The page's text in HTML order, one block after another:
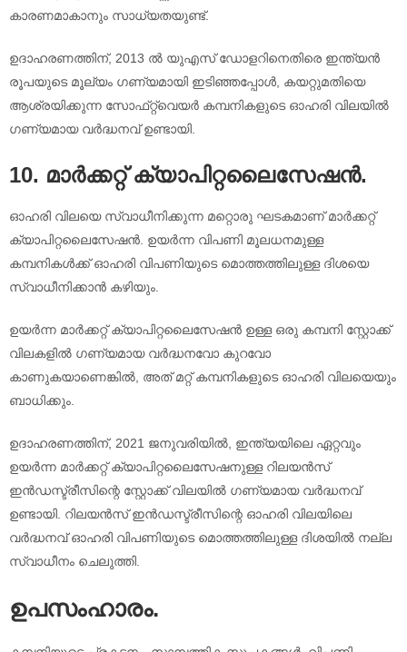
കാരണമാകാനും സാധ്യതയുണ്ട്.
ഉദാഹരണത്തിന്, 2013 ൽ യുഎസ് ഡോളറിനെതിരെ ഇന്ത്യൻ
രൂപയുടെ മൂല്യം ഗണ്യമായി ഇടിഞ്ഞപ്പോൾ, കയറ്റുമതിയെ
ആശ്രയിക്കുന്ന സോഫ്‌റ്റ്‌വെയർ കമ്പനികളുടെ ഓഹരി വിലയിൽ
ഗണ്യമായ വർദ്ധനവ് ഉണ്ടായി.
10. മാർക്കറ്റ് ക്യാപിറ്റലൈസേഷൻ.
ഓഹരി വിലയെ സ്വാധീനിക്കുന്ന മറ്റൊരു ഘടകമാണ് മാർക്കറ്റ്
ക്യാപിറ്റലൈസേഷൻ. ഉയർന്ന വിപണി മൂലധനമുള്ള
കമ്പനികൾക്ക് ഓഹരി വിപണിയുടെ മൊത്തത്തിലുള്ള ദിശയെ
സ്വാധീനിക്കാൻ കഴിയും.
ഉയർന്ന മാർക്കറ്റ് ക്യാപിറ്റലൈസേഷൻ ഉള്ള ഒരു കമ്പനി സ്റ്റോക്ക്
വിലകളിൽ ഗണ്യമായ വർദ്ധനവോ കുറവോ
കാണുകയാണെങ്കിൽ, അത് മറ്റ് കമ്പനികളുടെ ഓഹരി വിലയെയും
ബാധിക്കും.
ഉദാഹരണത്തിന്, 2021 ജനുവരിയിൽ, ഇന്ത്യയിലെ ഏറ്റവും
ഉയർന്ന മാർക്കറ്റ് ക്യാപിറ്റലൈസേഷനുള്ള റിലയൻസ്
ഇൻഡസ്ട്രീസിന്റെ സ്റ്റോക്ക് വിലയിൽ ഗണ്യമായ വർദ്ധനവ്
ഉണ്ടായി. റിലയൻസ് ഇൻഡസ്ട്രീസിന്റെ ഓഹരി വിലയിലെ
വർദ്ധനവ് ഓഹരി വിപണിയുടെ മൊത്തത്തിലുള്ള ദിശയിൽ നല്ല
സ്വാധീനം ചെലുത്തി.
ഉപസംഹാരം.